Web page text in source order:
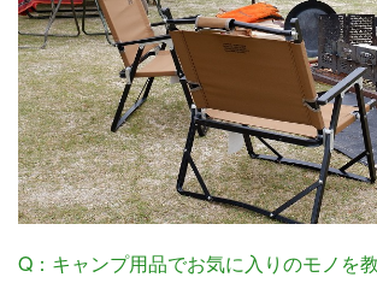
Q：キャンプ用品でお気に入りのモノを